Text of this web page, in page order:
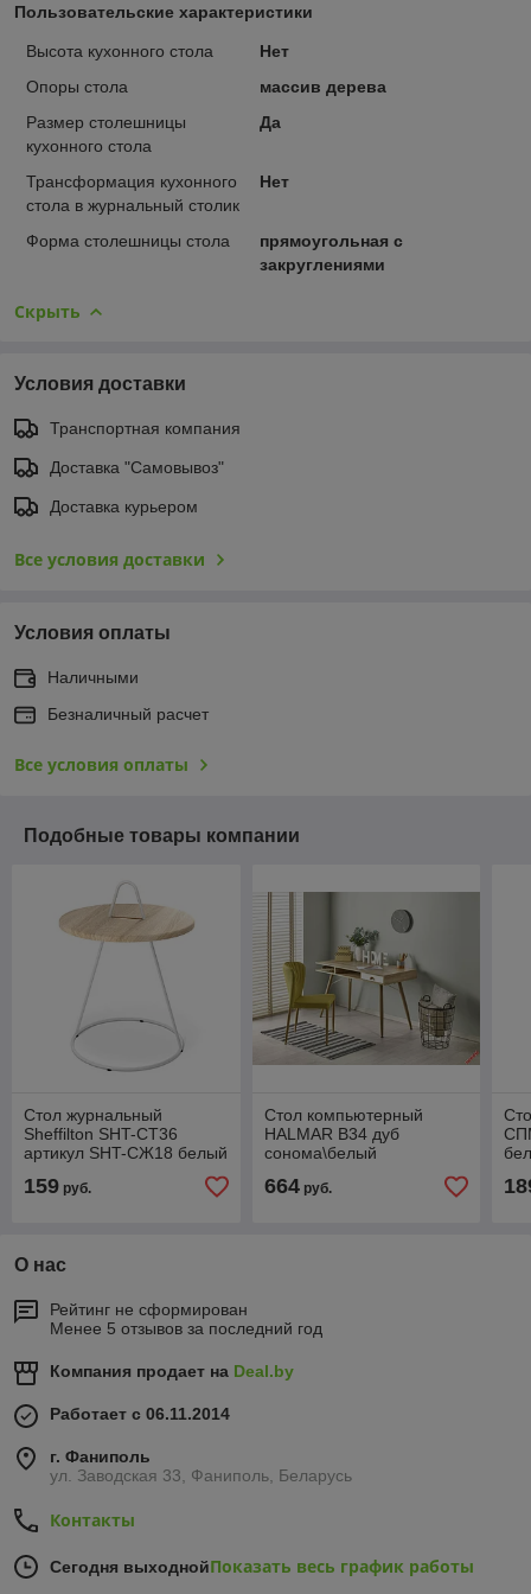
Пользовательские характеристики
Высота кухонного стола
Нет
Опоры стола
массив дерева
Размер столешницы
кухонного стола
Да
Трансформация кухонного
стола в журнальный столик
Нет
Форма столешницы стола
прямоугольная с
закруглениями
Скрыть
Условия доставки
Транспортная компания
Доставка "Самовывоз"
Доставка курьером
Все условия доставки
Условия оплаты
Наличными
Безналичный расчет
Все условия оплаты
Подобные товары компании
Стол журнальный
Sheffilton SHT-CT36
артикул SHT-СЖ18 белый
159 руб.
Стол компьютерный
HALMAR B34 дуб
сонома\белый
664руб.
О нас
Рейтинг не сформирован
Менее 5 отзывов за последний год
Компания продает на Deal.by
Работает с 06.11.2014
г. Фаниполь
ул. Заводская 33, Фаниполь, Беларусь
Контакты
Сегодня выходнойПоказать весь график работы